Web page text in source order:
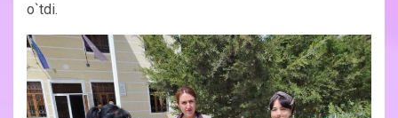
o`tdi.